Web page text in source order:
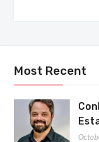
Most Recent